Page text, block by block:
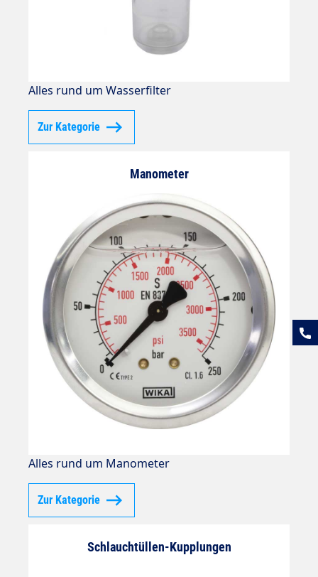
Alles rund um Wasserfilter
Zur Kategorie
Manometer
Alles rund um Manometer
Zur Kategorie
Schlauchtüllen-Kupplungen